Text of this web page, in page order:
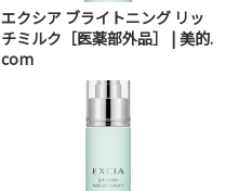
エクシア ブライトニング リッ
チミルク［医薬部外品］ | 美的.
com